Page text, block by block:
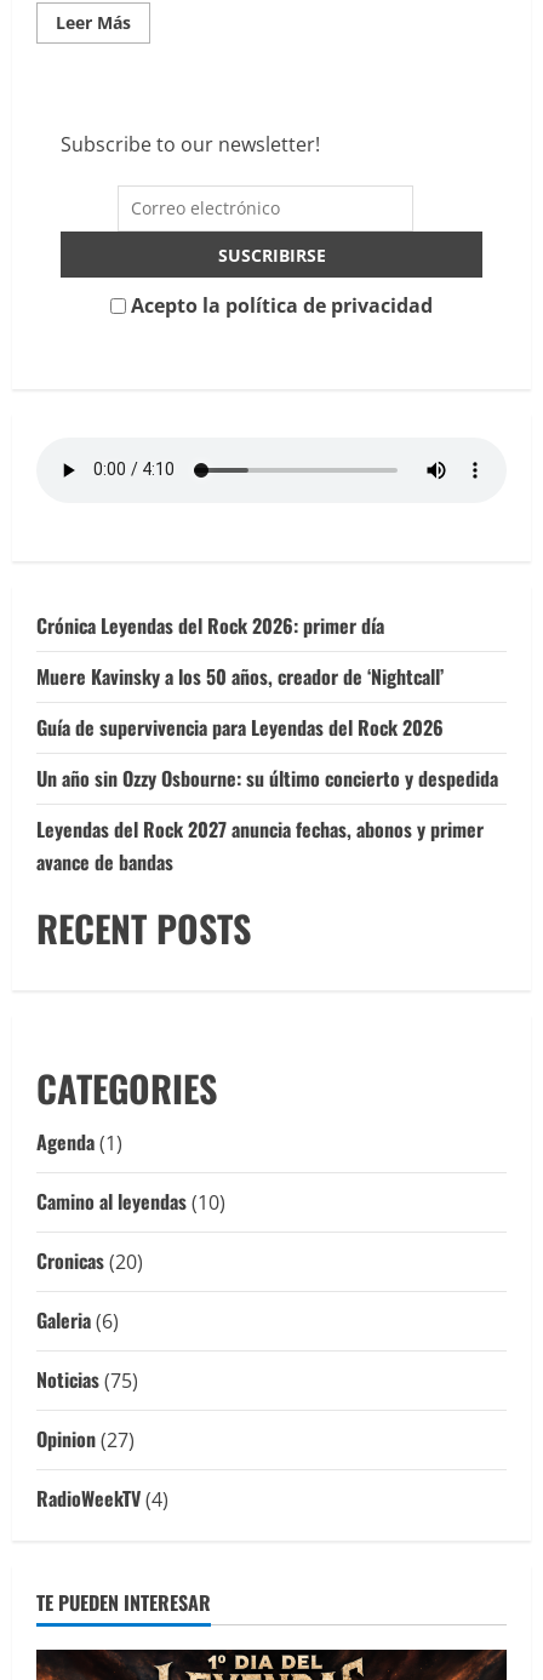
Leer MásLeer
más
celebran
30
de
Alzheimer
a
Subscribe to our newsletter!
Acepto la política de privacidad
Crónica Leyendas del Rock 2026: primer día
Muere Kavinsky a los 50 años, creador de ‘Nightcall’
Guía de supervivencia para Leyendas del Rock 2026
Un año sin Ozzy Osbourne: su último concierto y despedida
Leyendas del Rock 2027 anuncia fechas, abonos y primer
avance de bandas
RECENT POSTS
CATEGORIES
Agenda(1)
Camino al leyendas(10)
Cronicas(20)
Galeria(6)
Noticias(75)
Opinion(27)
RadioWeekTV(4)
TE PUEDEN INTERESAR